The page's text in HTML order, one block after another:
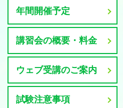
年間開催予定
講習会の概要・料金
ウェブ受講のご案内
試験注意事項